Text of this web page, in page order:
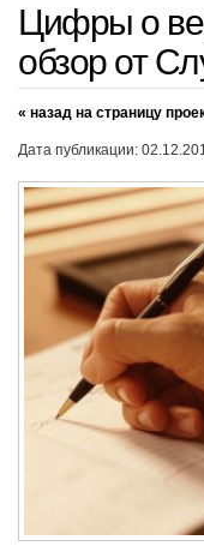
Цифры о
обзор от
« назад на страницу
Дата публикации: